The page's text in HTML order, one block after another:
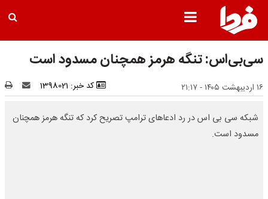
سی‌بی‌اس: تنگه هرمز همچنان مسدود است
۱۶ اردیبهشت ۱۴۰۵ - ۲۱:۱۷ کد خبر: 1398021
شبکه سی بی اس در رد ادعاهای ترامپ تصریح کرد که تنگه هرمز همچنان
مسدود است.​